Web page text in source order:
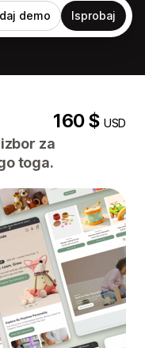
demo Isprobaj
160 $USD
za
toga.